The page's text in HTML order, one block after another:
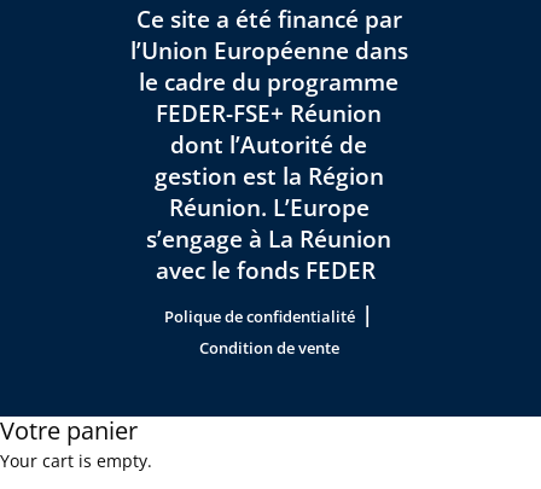
Ce site a été financé par
l’Union Européenne dans
le cadre du programme
FEDER-FSE+ Réunion
dont l’Autorité de
gestion est la Région
Réunion. L’Europe
s’engage à La Réunion
avec le fonds FEDER
Polique de confidentialité |
Condition de vente
Votre panier
Your cart is empty.